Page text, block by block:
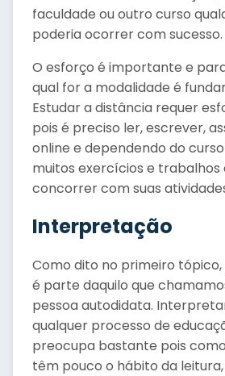
faculdade ou outro curso
poderia ocorrer com sucesso.
O esforço é importante e
qual for a modalidade é
Estudar a distância requer
pois é preciso ler, escrever,
online e dependendo do
muitos exercícios e trabalhos
concorrer com suas
Interpretação
Como dito no primeiro
é parte daquilo que
pessoa autodidata.
qualquer processo de
preocupa bastante pois
têm pouco o hábito da